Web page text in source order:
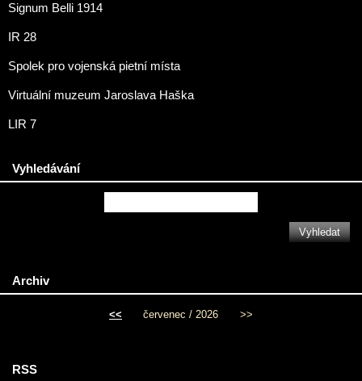
Signum Belli 1914
IR 28
Spolek pro vojenská pietní místa
Virtuální muzeum Jaroslava Haška
LIR 7
Vyhledávání
Archiv
<< červenec / 2026 >>
RSS